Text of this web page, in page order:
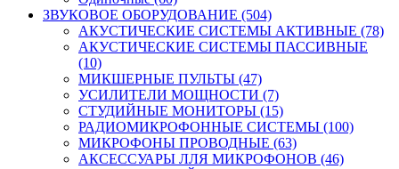
ЗВУКОВОЕ ОБОРУДОВАНИЕ (504)
АКУСТИЧЕСКИЕ СИСТЕМЫ АКТИВНЫЕ (78)
АКУСТИЧЕСКИЕ СИСТЕМЫ ПАССИВНЫЕ
(10)
МИКШЕРНЫЕ ПУЛЬТЫ (47)
УСИЛИТЕЛИ МОЩНОСТИ (7)
СТУДИЙНЫЕ МОНИТОРЫ (15)
РАДИОМИКРОФОННЫЕ СИСТЕМЫ (100)
МИКРОФОНЫ ПРОВОДНЫЕ (63)
АКСЕССУАРЫ ЛЛЯ МИКРОФОНОВ (46)